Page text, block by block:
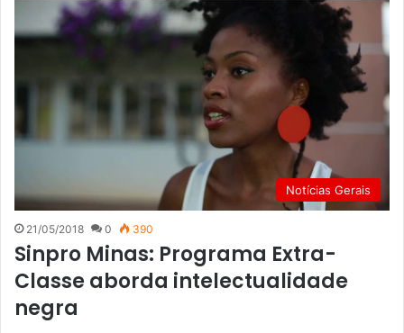
Notícias Gerais
21/05/2018 0 390
Sinpro Minas: Programa Extra-
Classe aborda intelectualidade
negra